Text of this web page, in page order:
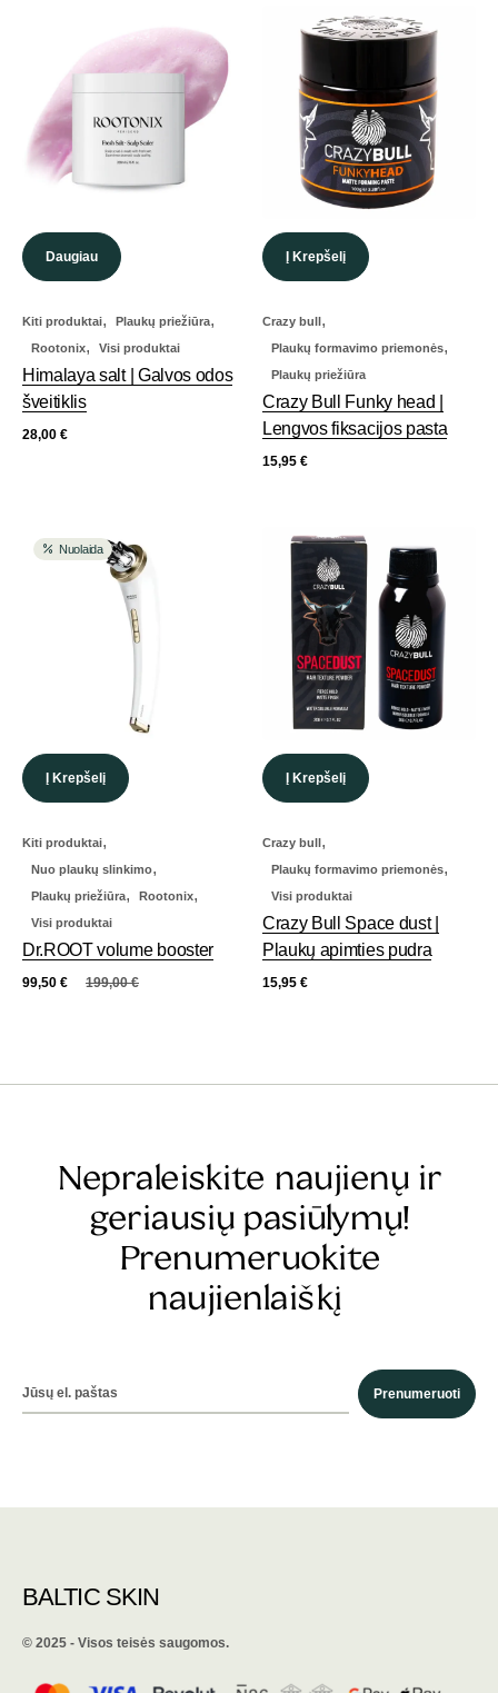
Daugiau
Kiti produktai, Plaukų priežiūra,
Rootonix, Visi produktai
Himalaya salt | Galvos odos
šveitiklis
28,00 €
Į Krepšelį
Crazy bull ,
Plaukų formavimo priemonės,
Plaukų priežiūra
Crazy Bull Funky head |
Lengvos fiksacijos pasta
15,95 €
Nuolaida
Į Krepšelį
Kiti produktai,
Nuo plaukų slinkimo,
Plaukų priežiūra, Rootonix,
Visi produktai
Dr.ROOT volume booster
199,00€
99,50 €
Į Krepšelį
Crazy bull ,
Plaukų formavimo priemonės,
Visi produktai
Crazy Bull Space dust |
Plaukų apimties pudra
15,95 €
Nepraleiskite naujienų ir
geriausių pasiūlymų!
Prenumeruokite
naujienlaiškį
Prenumeruoti
BALTIC SKIN
©️ 2025 - Visos teisės saugomos.